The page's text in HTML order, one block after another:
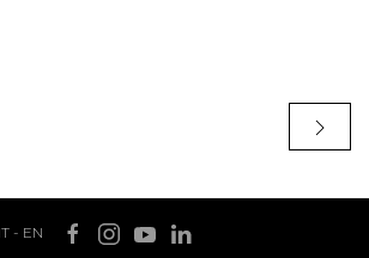
IT- EN